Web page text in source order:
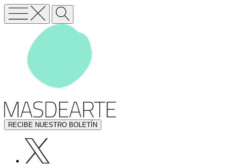
RECIBE NUESTRO BOLETÍN